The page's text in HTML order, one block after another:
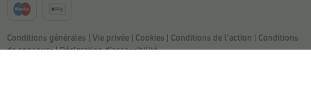
Conditions générales | Vie privée | Cookies | Conditions de l'action | Conditions
de concours|Déclaration d’accessibilité